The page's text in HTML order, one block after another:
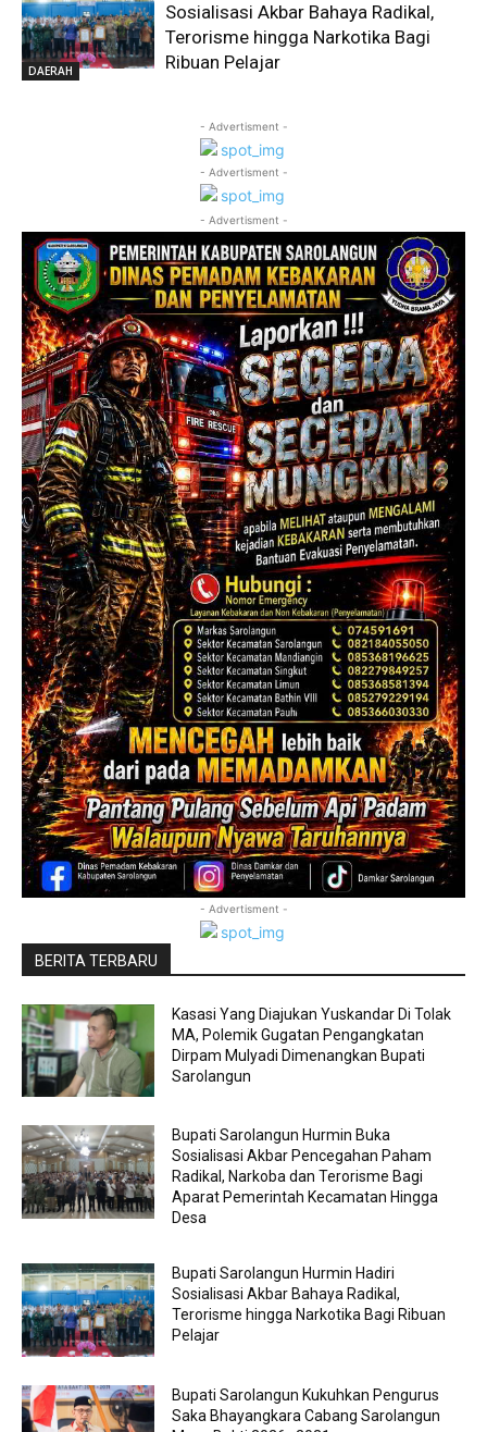
DAERAH
Sosialisasi Akbar Bahaya Radikal,
Terorisme hingga Narkotika Bagi
Ribuan Pelajar
- Advertisment -
- Advertisment -
- Advertisment -
- Advertisment -
BERITA TERBARU
Kasasi Yang Diajukan Yuskandar Di Tolak
MA, Polemik Gugatan Pengangkatan
Dirpam Mulyadi Dimenangkan Bupati
Sarolangun
Bupati Sarolangun Hurmin Buka
Sosialisasi Akbar Pencegahan Paham
Radikal, Narkoba dan Terorisme Bagi
Aparat Pemerintah Kecamatan Hingga
Desa
Bupati Sarolangun Hurmin Hadiri
Sosialisasi Akbar Bahaya Radikal,
Terorisme hingga Narkotika Bagi Ribuan
Pelajar
Bupati Sarolangun Kukuhkan Pengurus
Saka Bhayangkara Cabang Sarolangun